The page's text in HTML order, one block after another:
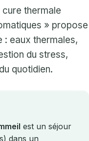
cure thermale
» propose
: eaux thermales,
du stress,
quotidien.
est un séjour
dans un